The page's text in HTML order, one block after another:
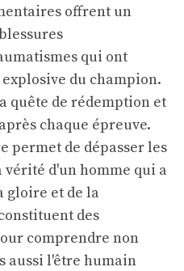
offrent un
qui ont
du champion.
quête de rédemption et
chaque épreuve.
permet de dépasser les
d'un homme qui a
gloire et de la
des
comprendre non
aussi l'être humain